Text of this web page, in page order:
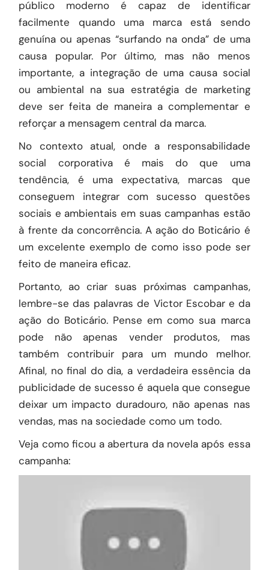
público moderno é capaz de identificar
facilmente quando uma marca está sendo
genuína ou apenas “surfando na onda” de uma
causa popular. Por último, mas não menos
importante, a integração de uma causa social
ou ambiental na sua estratégia de marketing
deve ser feita de maneira a complementar e
reforçar a mensagem central da marca.
No contexto atual, onde a responsabilidade
social corporativa é mais do que uma
tendência, é uma expectativa, marcas que
conseguem integrar com sucesso questões
sociais e ambientais em suas campanhas estão
à frente da concorrência. A ação do Boticário é
um excelente exemplo de como isso pode ser
feito de maneira eficaz.
Portanto, ao criar suas próximas campanhas,
lembre-se das palavras de Victor Escobar e da
ação do Boticário. Pense em como sua marca
pode não apenas vender produtos, mas
também contribuir para um mundo melhor.
Afinal, no final do dia, a verdadeira essência da
publicidade de sucesso é aquela que consegue
deixar um impacto duradouro, não apenas nas
vendas, mas na sociedade como um todo.
Veja como ficou a abertura da novela após essa
campanha: